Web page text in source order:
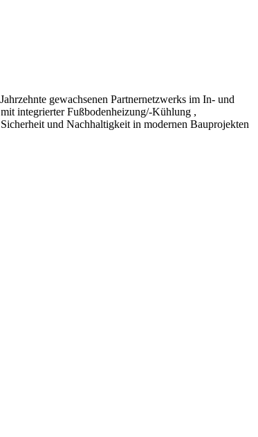
gewachsenen Partnernetzwerks im In- und
integrierter Fußbodenheizung/-Kühlung ,
und Nachhaltigkeit in modernen Bauprojekten